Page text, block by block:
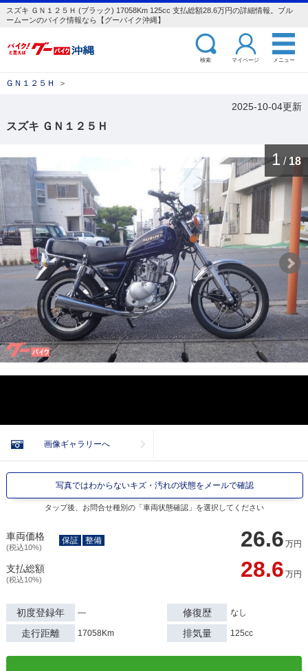
スズキ ＧＮ１２５Ｈ (ブラック) 17058Km 125cc 支払総額28.6万円の詳細情報。ブル
ームーンのバイク情報なら【グーバイク沖縄】
検索 マイページ メニュー
ＧＮ１２５Ｈ ＞
2025-10-04更新
スズキ ＧＮ１２５Ｈ
1 / 18
画像ギャラリーへ
写真ではわからないキズ・汚れの状態をメールで確認
タップ後、お問合せ種別の「車両状態確認」を選択してください
車両価格
(税込10%) 26.6 万円
保証 整備
支払総額
(税込10%) 28.6 万円
初度登録年 ― 修復歴 なし
走行距離 17058Km 排気量 125cc